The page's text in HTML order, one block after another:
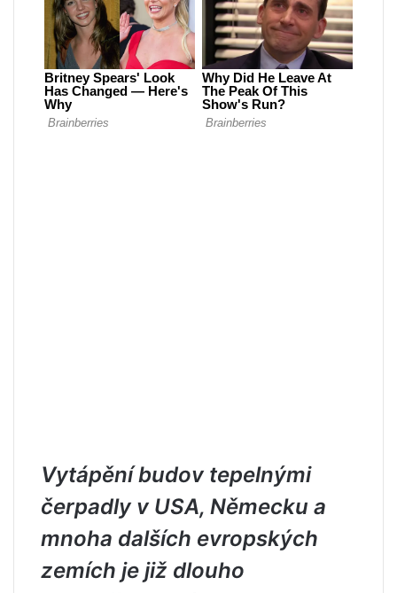
Vytápění budov tepelnými
čerpadly v USA, Německu a
mnoha dalších evropských
zemích je již dlouho